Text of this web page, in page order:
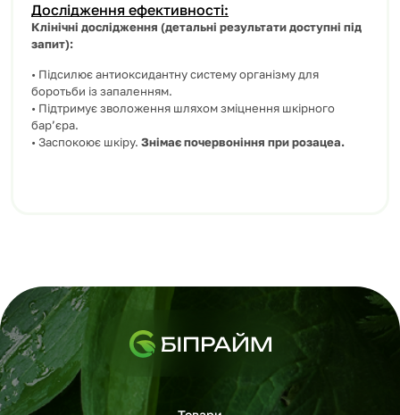
Дослідження ефективності:
Клінічні дослідження (детальні результати доступні під
запит):
• Підсилює антиоксидантну систему організму для
боротьби із запаленням.
• Підтримує зволоження шляхом зміцнення шкірного
бар’єра.
• Заспокоює шкіру. Знімає почервоніння при розацеа.